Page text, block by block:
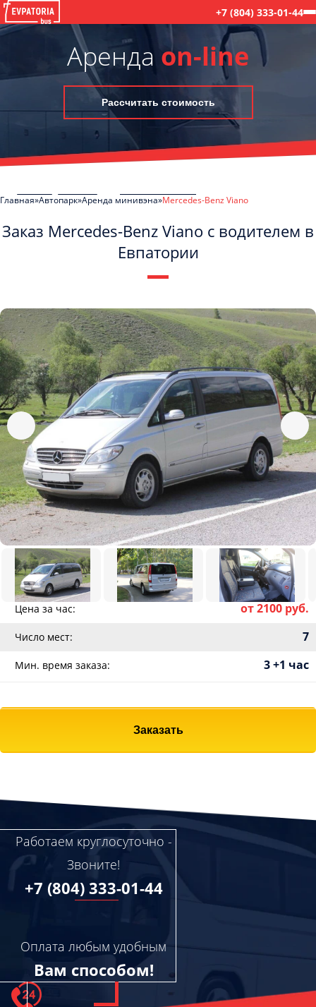
+7 (804) 333-01-44
Аренда on-line
Рассчитать стоимость
Главная Автопарк Аренда минивэна Mercedes-Benz Viano
Заказ Mercedes-Benz Viano с водителем в
Евпатории
Цена за час: от 2100 руб.
Число мест: 7
Мин. время заказа: 3 +1 час
Заказать
Работаем круглосуточно -
Звоните!
+7 (804) 333-01-44
Оплата любым удобным
Вам способом!
Политикой конфиденциальности
ознакомлен(а), даю согласие на